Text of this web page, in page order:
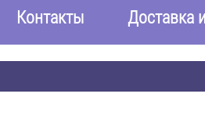
Контакты Доставка